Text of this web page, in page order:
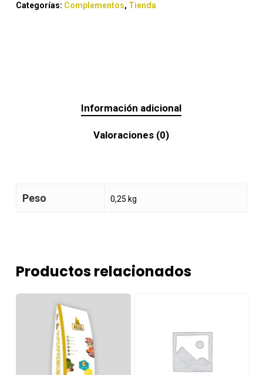
Categorías: Complementos, Tienda
Información adicional
Valoraciones (0)
Peso 0,25 kg
Productos relacionados